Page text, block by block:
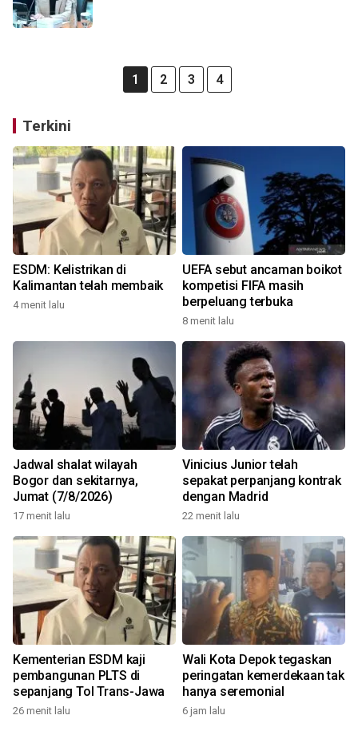
1 2 3 4
Terkini
ESDM: Kelistrikan di
Kalimantan telah membaik
4 menit lalu
UEFA sebut ancaman boikot
kompetisi FIFA masih
berpeluang terbuka
8 menit lalu
Jadwal shalat wilayah
Bogor dan sekitarnya,
Jumat (7/8/2026)
17 menit lalu
Vinicius Junior telah
sepakat perpanjang kontrak
dengan Madrid
22 menit lalu
Kementerian ESDM kaji
pembangunan PLTS di
sepanjang Tol Trans-Jawa
26 menit lalu
Wali Kota Depok tegaskan
peringatan kemerdekaan tak
hanya seremonial
6 jam lalu